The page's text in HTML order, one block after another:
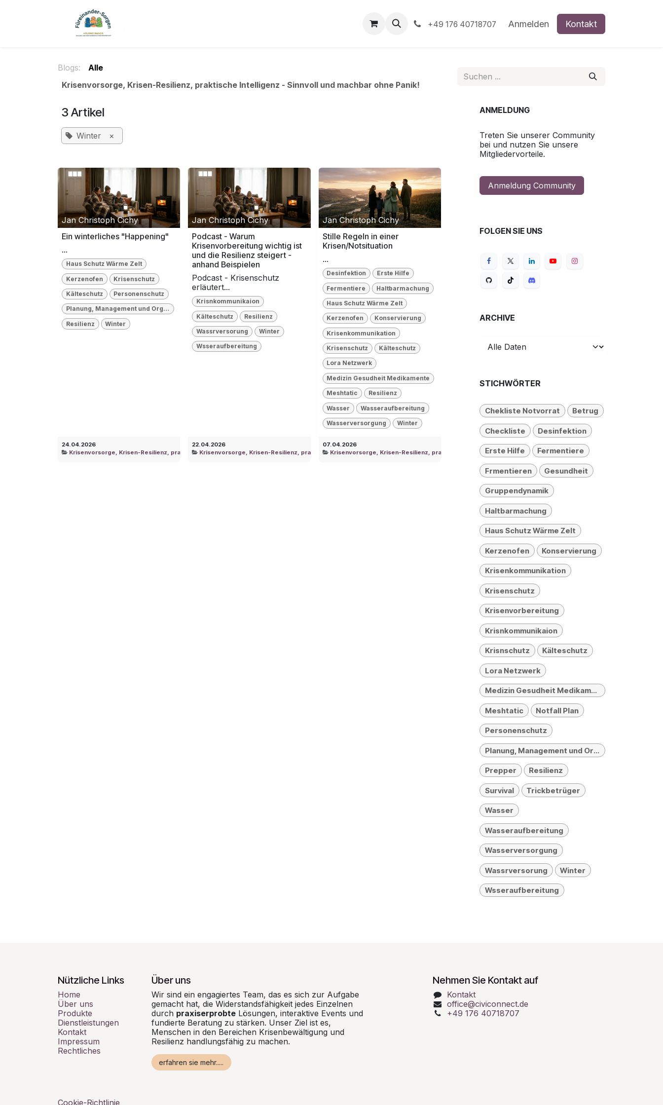
Veranstaltungen Termine Forum Dienstleistungen
+49 176 40718707 Anmelden Kontakt
Blogs:
Alle
Krisenvorsorge, Krisen-Resilienz, praktische Intelligenz - Sinnvoll und machbar ohne Panik!
3 Artikel
Winter ×
Jan Christoph Cichy
Ein winterliches "Happening"
...
Haus Schutz Wärme Zelt
Kerzenofen Krisenschutz
Kälteschutz Personenschutz
Planung, Management und Organisation
Resilienz Winter
24.04.2026
Krisenvorsorge, Krisen-Resilienz, praktische Intelligenz - Sinnvoll und machbar ohne Panik!
Jan Christoph Cichy
Podcast - Warum
Krisenvorbereitung wichtig ist
und die Resilienz steigert -
anhand Beispielen
Podcast - Krisenschutz
erläutert...
Krisnkommunikaion
Kälteschutz Resilienz
Wassrversorung Winter
Wsseraufbereitung
22.04.2026
Krisenvorsorge, Krisen-Resilienz, praktische Intelligenz - Sinnvoll und machbar ohne Panik!
Jan Christoph Cichy
Stille Regeln in einer
Krisen/Notsituation
...
Desinfektion Erste Hilfe
Fermentiere Haltbarmachung
Haus Schutz Wärme Zelt
Kerzenofen Konservierung
Krisenkommunikation
Krisenschutz Kälteschutz
Lora Netzwerk
Medizin Gesudheit Medikamente
Meshtatic Resilienz
Wasser Wasseraufbereitung
Wasserversorgung Winter
07.04.2026
Krisenvorsorge, Krisen-Resilienz, praktische Intelligenz - Sinnvoll und machbar ohne Panik!
ANMELDUNG
Treten Sie unserer Community
bei und nutzen Sie unsere
Mitgliedervorteile.
Anmeldung Community
FOLGEN SIE UNS
ARCHIVE
STICHWÖRTER
Chekliste Notvorrat Betrug
Checkliste Desinfektion
Erste Hilfe Fermentiere
Frmentieren Gesundheit
Gruppendynamik
Haltbarmachung
Haus Schutz Wärme Zelt
Kerzenofen Konservierung
Krisenkommunikation
Krisenschutz
Krisenvorbereitung
Krisnkommunikaion
Krisnschutz Kälteschutz
Lora Netzwerk
Medizin Gesudheit Medikamente
Meshtatic Notfall Plan
Personenschutz
Planung, Management und Organisation
Prepper Resilienz
Survival Trickbetrüger
Wasser
Wasseraufbereitung
Wasserversorgung
Wassrversorung Winter
Wsseraufbereitung
Nützliche Links
Home
Über uns
Produkte
Dienstleistungen
Kontakt
Impressum
Rechtliches
Über uns
Wir sind ein engagiertes Team, das es sich zur Aufgabe
gemacht hat, die Widerstandsfähigkeit jedes Einzelnen
durch praxiserprobte Lösungen, interaktive Events und
fundierte Beratung zu stärken. Unser Ziel ist es,
Menschen in den Bereichen Krisenbewältigung und
Resilienz handlungsfähig zu machen.
erfahren sie mehr.....
Nehmen Sie Kontakt auf
Kontakt
office@civiconnect.de
+49 176 40718707
Cookie-Richtlinie